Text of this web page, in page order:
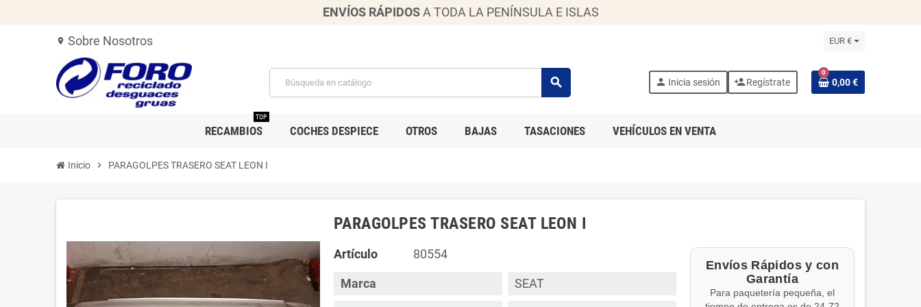
ENVÍOS RÁPIDOS A TODA LA PENÍNSULA E ISLAS
location_on Sobre Nosotros EUR €
search person Inicia sesión person_addRegístrate
0
0,00 €
RECAMBIOS
TOP
COCHES DESPIECE OTROS BAJAS TASACIONES VEHÍCULOS EN VENTA
Inicio chevron_right PARAGOLPES TRASERO SEAT LEON I
PARAGOLPES TRASERO SEAT LEON I
Artículo 80554
Marca
SEAT
Envíos Rápidos y con
Garantía
Para paquetería pequeña, el